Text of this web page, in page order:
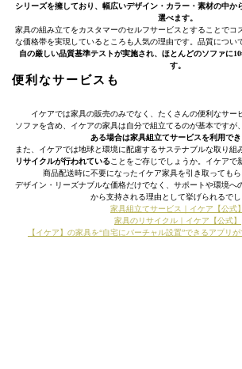
シリーズを擁しており、幅広いデザイン・カラー・素材の中か
選べます。
家具の組み立てをカスタマーのセルフサービスとすることでコ
な価格帯を実現しているところも人気の理由です。品質につい
自の厳しい品質基準テストが実施され、ほとんどのソファに
す。
便利なサービスも
イケアでは家具の販売のみでなく、たくさんの便利なサー
ソファを含め、イケアの家具は自分で組立てるのが基本ですが、
ある場合は家具組立てサービスを利用でき
また、イケアでは地球と環境に配慮するサステナブルな取り組
リサイクルが行われていることをご存じでしょうか。イケアで
商品配送時に不要になったイケア家具を引き取ってもら
デザイン・リーズナブルな価格だけでなく、サポートや環境へ
から支持される理由として挙げられるでし
家具組立てサービス｜イケア【公式】
家具のリサイクル｜イケア【公式】
【イケア】の家具を“自宅にバーチャル設置”できるアプリ